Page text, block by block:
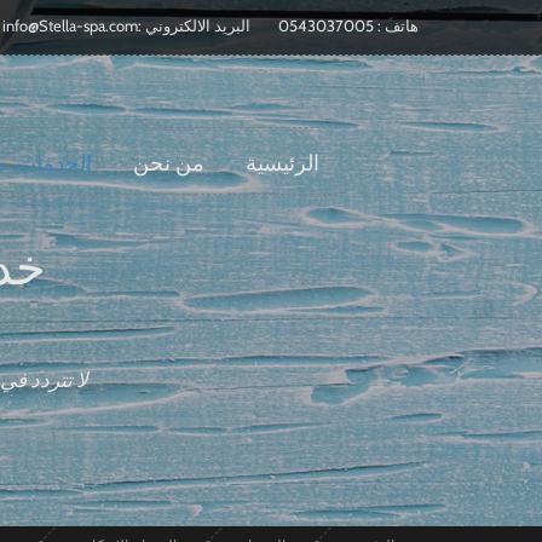
هاتف : 0543037005 البريد الالكتروني :info@Stella-spa.com
الرئيسية من نحن الخدمات
لا تتردد